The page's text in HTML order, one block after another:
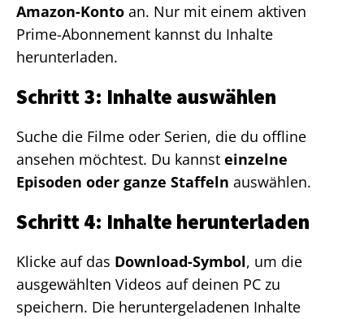
Amazon-Konto an. Nur mit einem aktiven
Prime-Abonnement kannst du Inhalte
herunterladen.
Schritt 3: Inhalte auswählen
Suche die Filme oder Serien, die du offline
ansehen möchtest. Du kannst einzelne
Episoden oder ganze Staffeln auswählen.
Schritt 4: Inhalte herunterladen
Klicke auf das Download-Symbol, um die
ausgewählten Videos auf deinen PC zu
speichern. Die heruntergeladenen Inhalte